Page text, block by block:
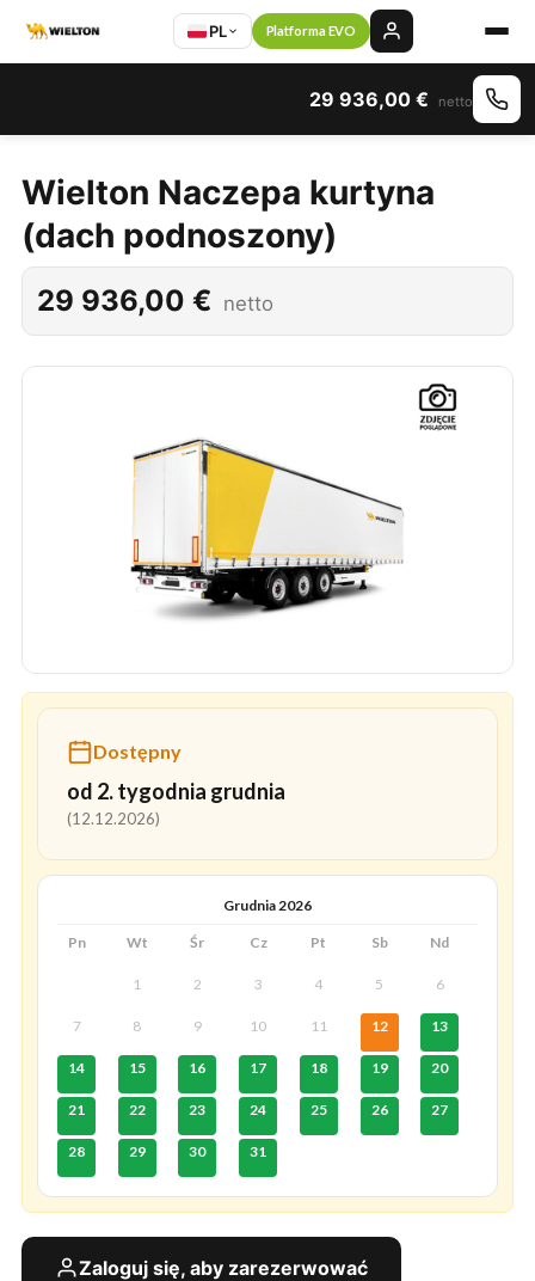
PL Platforma EVO
29 936,00 € netto
Wielton Naczepa kurtyna
(dach podnoszony)
29 936,00 € netto
Dostępny
od 2. tygodnia grudnia
(12.12.2026)
Grudnia 2026
Pn Wt Śr Cz Pt Sb Nd
1 2 3 4 5 6
7 8 9 10 11 12 13
14 15 16 17 18 19 20
21 22 23 24 25 26 27
28 29 30 31
Zaloguj się, aby zarezerwować